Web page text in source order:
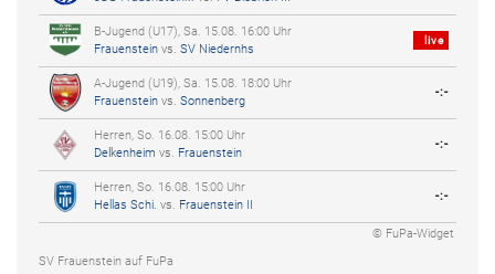
B-Jugend (U17), Sa. 15.08. 16:00 Uhr
Frauenstein vs. SV Niedernhs
live
A-Jugend (U19), Sa. 15.08. 18:00 Uhr
Frauenstein vs. Sonnenberg
-:-
Herren, So. 16.08. 15:00 Uhr
Delkenheim vs. Frauenstein
-:-
Herren, So. 16.08. 15:00 Uhr
Hellas Schi. vs. Frauenstein II
-:-
© FuPa-Widget
SV Frauenstein auf FuPa